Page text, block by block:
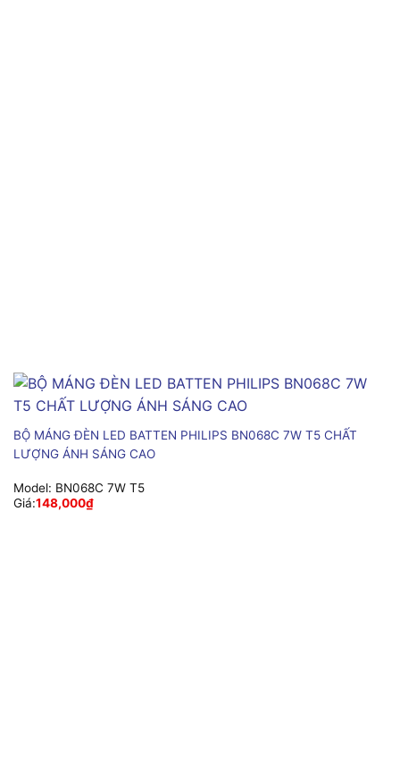
BỘ MÁNG ĐÈN LED BATTEN PHILIPS BN068C 7W T5 CHẤT
LƯỢNG ÁNH SÁNG CAO
Model: BN068C 7W T5
Giá:148,000₫